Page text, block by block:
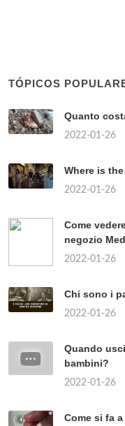
TÓPICOS
Quanto
2022-01-26
Where is
2022-01-26
Come
negozio
2022-01-26
Chi sono i
2022-01-26
Quando
bambini?
2022-01-26
Come si fa